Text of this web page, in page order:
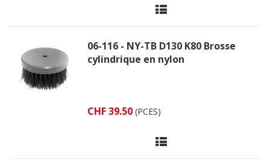
06-116 - NY-TB D130 K80 Brosse
cylindrique en nylon
CHF 39.50 (PCES)